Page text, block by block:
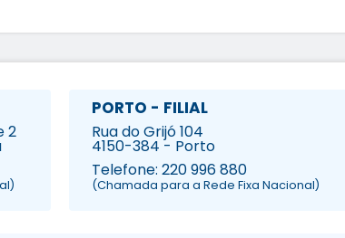
2
PORTO - FILIAL
Rua do Grijó 104
4150-384 - Porto
Telefone: 220 996 880
(Chamada para a Rede Fixa Nacional)